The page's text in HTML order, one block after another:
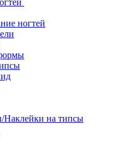
ногтей
на типсы